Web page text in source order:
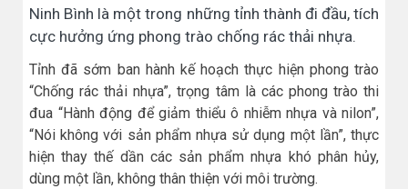
Ninh Bình là một trong những tỉnh thành đi đầu, tích
cực hưởng ứng phong trào chống rác thải nhựa.
Tỉnh đã sớm ban hành kế hoạch thực hiện phong trào
“Chống rác thải nhựa”, trọng tâm là các phong trào thi
đua “Hành động để giảm thiểu ô nhiễm nhựa và nilon”,
“Nói không với sản phẩm nhựa sử dụng một lần”, thực
hiện thay thế dần các sản phẩm nhựa khó phân hủy,
dùng một lần, không thân thiện với môi trường.